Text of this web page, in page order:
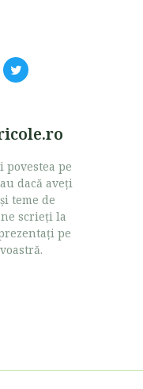
povestea pe
dacă aveţi
teme de
scrieţi la
pe